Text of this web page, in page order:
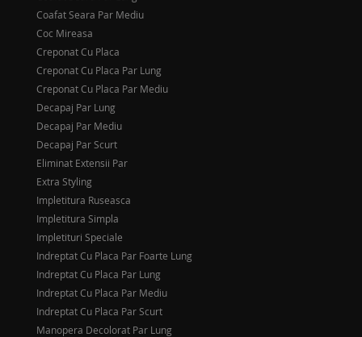
Coafat Seara Par Mediu
Coc Mireasa
Creponat Cu Placa
Creponat Cu Placa Par Lung
Creponat Cu Placa Par Mediu
Decapaj Par Lung
Decapaj Par Mediu
Decapaj Par Scurt
Eliminat Extensii Par
Extra Styling
Impletitura Ruseasca
Impletitura Simpla
Impletituri Speciale
Indreptat Cu Placa Par Foarte Lung
Indreptat Cu Placa Par Lung
Indreptat Cu Placa Par Mediu
Indreptat Cu Placa Par Scurt
Manopera Decolorat Par Lung